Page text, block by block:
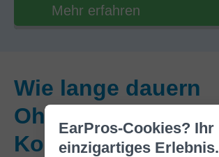
Mehr erfahren
Wie lange dauern
Ohrgeräusche nach
Konzerten?
EarPros-Cookies? Ihr
einzigartiges Erlebnis.